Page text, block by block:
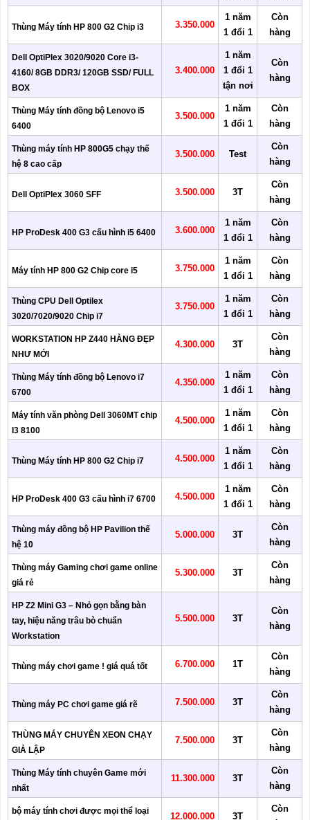
Thùng Máy tính HP 800 G2 Chip i3 3.350.000
1 năm
1 đổi 1
Còn
hàng
Dell OptiPlex 3020/9020 Core i3-
4160/ 8GB DDR3/ 120GB SSD/ FULL
BOX
3.400.000
1 năm
1 đổi 1
tận nơi
Còn
hàng
Thùng Máy tính đồng bộ Lenovo i5
6400
3.500.000
1 năm
1 đổi 1
Còn
hàng
Thùng máy tính HP 800G5 chạy thế
hệ 8 cao cấp
3.500.000 Test
Còn
hàng
Dell OptiPlex 3060 SFF 3.500.000 3T
Còn
hàng
HP ProDesk 400 G3 cấu hình i5 6400 3.600.000
1 năm
1 đổi 1
Còn
hàng
Máy tính HP 800 G2 Chip core i5 3.750.000
1 năm
1 đổi 1
Còn
hàng
Thùng CPU Dell Optilex
3020/7020/9020 Chip i7
3.750.000
1 năm
1 đổi 1
Còn
hàng
WORKSTATION HP Z440 HÀNG ĐẸP
NHƯ MỚI
4.300.000 3T
Còn
hàng
Thùng Máy tính đồng bộ Lenovo i7
6700
4.350.000
1 năm
1 đổi 1
Còn
hàng
Máy tính văn phòng Dell 3060MT chip
I3 8100
4.500.000
1 năm
1 đổi 1
Còn
hàng
Thùng Máy tính HP 800 G2 Chip i7 4.500.000
1 năm
1 đổi 1
Còn
hàng
HP ProDesk 400 G3 cấu hình i7 6700 4.500.000
1 năm
1 đổi 1
Còn
hàng
Thùng máy đồng bộ HP Pavilion thế
hệ 10
5.000.000 3T
Còn
hàng
Thùng máy Gaming chơi game online
giá rẻ
5.300.000 3T
Còn
hàng
HP Z2 Mini G3 – Nhỏ gọn bằng bàn
tay, hiệu năng trâu bò chuẩn
Workstation
5.500.000 3T
Còn
hàng
Thùng máy chơi game ! giá quá tốt 6.700.000 1T
Còn
hàng
Thùng máy PC chơi game giá rẽ 7.500.000 3T
Còn
hàng
THÙNG MÁY CHUYÊN XEON CHẠY
GIẢ LẬP
7.500.000 3T
Còn
hàng
Thùng Máy tính chuyên Game mới
nhất
11.300.000 3T
Còn
hàng
bộ máy tính chơi được mọi thể loại 12.000.000 3T
Còn